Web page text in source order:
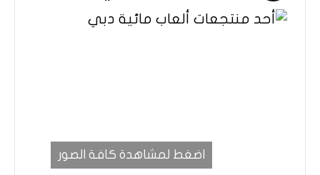
اضغط لمشاهدة كافة الصور